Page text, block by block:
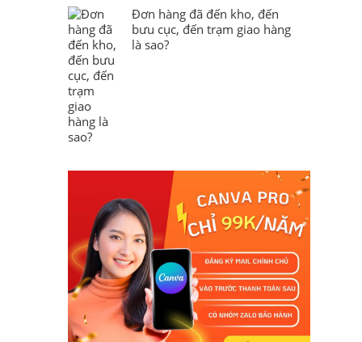
Đơn hàng đã đến kho, đến
bưu cục, đến trạm giao hàng
là sao?